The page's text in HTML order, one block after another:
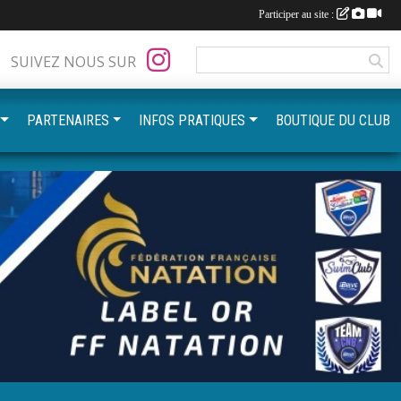
SUIVEZ NOUS SUR
PARTENAIRES INFOS PRATIQUES BOUTIQUE DU CLUB
Participer au site :